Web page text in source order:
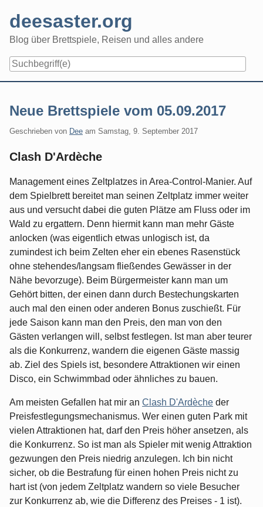
content
deesaster.org
Blog über Brettspiele, Reisen und alles andere
Neue Brettspiele vom 05.09.2017
Geschrieben von Dee am Samstag, 9. September 2017
Clash D'Ardèche
Management eines Zeltplatzes in Area-Control-Manier. Auf
dem Spielbrett bereitet man seinen Zeltplatz immer weiter
aus und versucht dabei die guten Plätze am Fluss oder im
Wald zu ergattern. Denn hiermit kann man mehr Gäste
anlocken (was eigentlich etwas unlogisch ist, da
zumindest ich beim Zelten eher ein ebenes Rasenstück
ohne stehendes/langsam fließendes Gewässer in der
Nähe bevorzuge). Beim Bürgermeister kann man um
Gehört bitten, der einen dann durch Bestechungskarten
auch mal den einen oder anderen Bonus zuschießt. Für
jede Saison kann man den Preis, den man von den
Gästen verlangen will, selbst festlegen. Ist man aber teurer
als die Konkurrenz, wandern die eigenen Gäste massig
ab. Ziel des Spiels ist, besondere Attraktionen wir einen
Disco, ein Schwimmbad oder ähnliches zu bauen.
Am meisten Gefallen hat mir an Clash D'Ardèche der
Preisfestlegungsmechanismus. Wer einen guten Park mit
vielen Attraktionen hat, darf den Preis höher ansetzen, als
die Konkurrenz. So ist man als Spieler mit wenig Attraktion
gezwungen den Preis niedrig anzulegen. Ich bin nicht
sicher, ob die Bestrafung für einen hohen Preis nicht zu
hart ist (von jedem Zeltplatz wandern so viele Besucher
zur Konkurrenz ab, wie die Differenz des Preises - 1 ist).